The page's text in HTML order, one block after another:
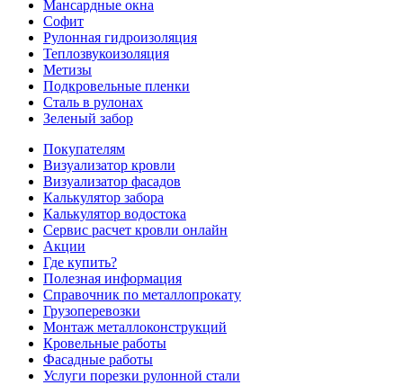
Мансардные окна
Софит
Рулонная гидроизоляция
Теплозвукоизоляция
Метизы
Подкровельные пленки
Сталь в рулонах
Зеленый забор
Покупателям
Визуализатор кровли
Визуализатор фасадов
Калькулятор забора
Калькулятор водостока
Сервис расчет кровли онлайн
Акции
Где купить?
Полезная информация
Справочник по металлопрокату
Грузоперевозки
Монтаж металлоконструкций
Кровельные работы
Фасадные работы
Услуги порезки рулонной стали